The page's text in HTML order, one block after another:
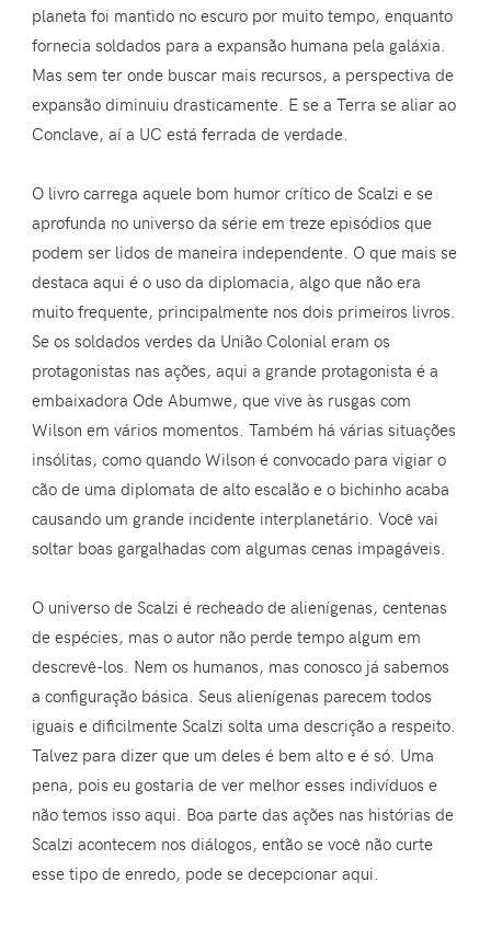
planeta foi mantido no escuro por muito tempo, enquanto
fornecia soldados para a expansão humana pela galáxia.
Mas sem ter onde buscar mais recursos, a perspectiva de
expansão diminuiu drasticamente. E se a Terra se aliar ao
Conclave, aí a UC está ferrada de verdade.
O livro carrega aquele bom humor crítico de Scalzi e se
aprofunda no universo da série em treze episódios que
podem ser lidos de maneira independente. O que mais se
destaca aqui é o uso da diplomacia, algo que não era
muito frequente, principalmente nos dois primeiros livros.
Se os soldados verdes da União Colonial eram os
protagonistas nas ações, aqui a grande protagonista é a
embaixadora Ode Abumwe, que vive às rusgas com
Wilson em vários momentos. Também há várias situações
insólitas, como quando Wilson é convocado para vigiar o
cão de uma diplomata de alto escalão e o bichinho acaba
causando um grande incidente interplanetário. Você vai
soltar boas gargalhadas com algumas cenas impagáveis.
O universo de Scalzi é recheado de alienígenas, centenas
de espécies, mas o autor não perde tempo algum em
descrevê-los. Nem os humanos, mas conosco já sabemos
a configuração básica. Seus alienígenas parecem todos
iguais e dificilmente Scalzi solta uma descrição a respeito.
Talvez para dizer que um deles é bem alto e é só. Uma
pena, pois eu gostaria de ver melhor esses indivíduos e
não temos isso aqui. Boa parte das ações nas histórias de
Scalzi acontecem nos diálogos, então se você não curte
esse tipo de enredo, pode se decepcionar aqui.